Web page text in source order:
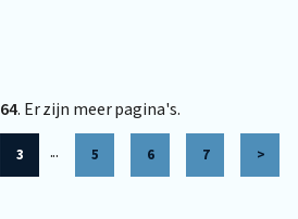
64. Er zijn meer pagina's.
3 ... 5 6 7 >